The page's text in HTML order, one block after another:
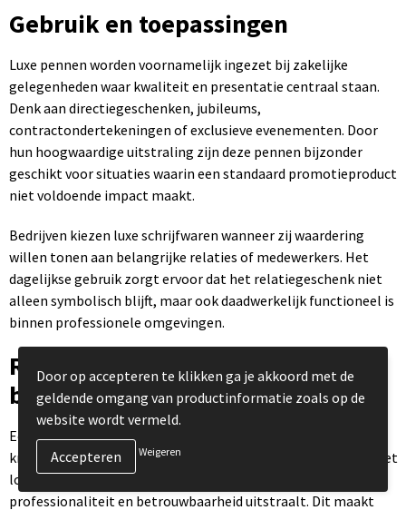
Gebruik en toepassingen
Luxe pennen worden voornamelijk ingezet bij zakelijke
gelegenheden waar kwaliteit en presentatie centraal staan.
Denk aan directiegeschenken, jubileums,
contractondertekeningen of exclusieve evenementen. Door
hun hoogwaardige uitstraling zijn deze pennen bijzonder
geschikt voor situaties waarin een standaard promotieproduct
niet voldoende impact maakt.
Bedrijven kiezen luxe schrijfwaren wanneer zij waardering
willen tonen aan belangrijke relaties of medewerkers. Het
dagelijkse gebruik zorgt ervoor dat het relatiegeschenk niet
alleen symbolisch blijft, maar ook daadwerkelijk functioneel is
binnen professionele omgevingen.
Relatiegeschenken met
bedrukking
Een luxe pen laten bedrukken zorgt voor een subtiele maar
krachtige merkpresentatie. Door een verfijnde bedrukking met
logo of bedrijfsnaam ontstaat een relatiegeschenk dat
professionaliteit en betrouwbaarheid uitstraalt. Dit maakt
Door op accepteren te klikken ga je akkoord met de
geldende omgang van productinformatie zoals op de
website wordt vermeld.
Weigeren